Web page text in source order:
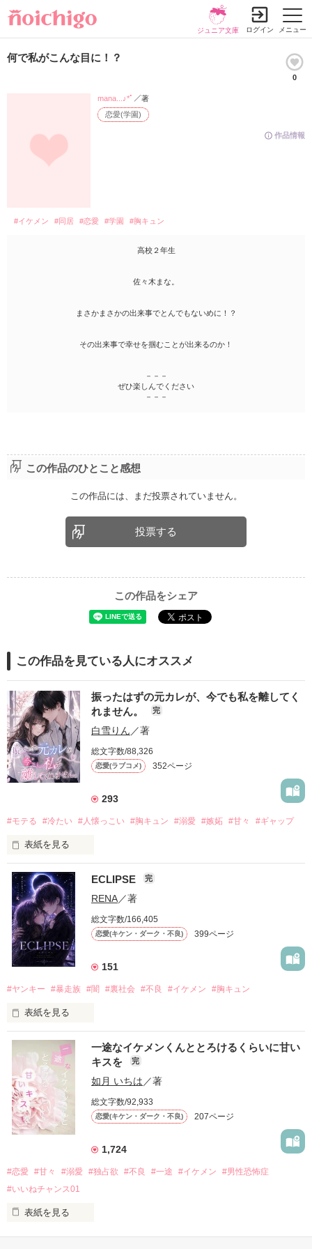
メニュー
ジュニア文庫 ログイン
何で私がこんな目に！？
0
作品情報
恋愛(学園)
mana...♪*ﾟ ／著
#イケメン #同居 #恋愛 #学園 #胸キュン
高校２年生
佐々木まな。
まさかまさかの出来事でとんでもないめに！？
その出来事で幸せを掴むことが出来るのか！
－－－
ぜひ楽しんでください
－－－
この作品のひとこと感想
この作品には、まだ投票されていません。
投票する
この作品をシェア
この作品を見ている人にオススメ
振ったはずの元カレが、今でも私を離してく
れません。
完
白雪りん ／著
総文字数/88,326
恋愛(ラブコメ) 352ページ
293
#モテる #冷たい #人懐っこい #胸キュン #溺愛 #嫉妬 #甘々 #ギャップ
表紙を見る
「好きだったから、別れを選んだ。」
モテる人を好きになるのが怖かった。
だから私は、中学時代に大好きだった彼を自分から振った。
もう会うことはないと思っていたのに、
高校生になって再会した彼は、隣の学校で”王子様”と呼ばれる
他の女の子には冷たいのに
私にだけ昔と変わらない笑顔を向けてくる。
「澪ちゃん。」
それは止まっていた恋が再び動き始める合図──。
✨.ﾟ･*..☆.｡.:*✨.☆.｡.:. *:ﾟ✨.ﾟ･*..☆.｡.:*✨
冴木澪-SaekiMio
ECLIPSE 完
RENA／著
総文字数/166,405
恋愛(キケン・ダーク・不良) 399ページ
151
#ヤンキー #暴走族 #闇 #裏社会 #不良 #イケメン #胸キュン
表紙を見る
表紙画像はAIです
作品を読む
一途なイケメンくんととろけるくらいに甘い
キスを
完
如月 いちは ／著
総文字数/92,933
恋愛(キケン・ダーク・不良) 207ページ
1,724
#恋愛 #甘々 #溺愛 #独占欲 #不良 #一途 #イケメン
#男性恐怖症
#いいねチャンス01
表紙を見る